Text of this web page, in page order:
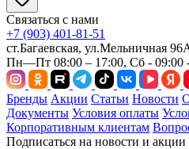
Связаться с нами
+7 (903) 401-81-51
ст.Багаевская, ул.Мельничная
Пн—Пт 08:00 – 17:00, Сб - 09:00
Бренды Акции Статьи Новости
Документы Условия оплаты
Корпоративным клиентам
Подписаться на новости и акции